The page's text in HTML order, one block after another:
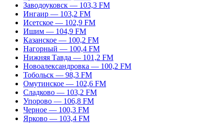
Заводоуковск — 103,3 FM
Ингаир — 103,2 FM
Исетское — 102,9 FM
Ишим — 104,9 FM
Казанское — 100,2 FM
Нагорный — 100,4 FM
Нижняя Тавда — 101,2 FM
Новоалександровка — 100,2 FM
Тобольск — 98,3 FM
Омутинское — 102,6 FM
Сладково — 103,2 FM
Упорово — 106,8 FM
Черное — 100,3 FM
Ярково — 103,4 FM